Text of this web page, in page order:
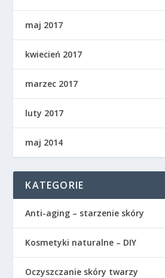
maj 2017
kwiecień 2017
marzec 2017
luty 2017
maj 2014
KATEGORIE
Anti-aging – starzenie skóry
Kosmetyki naturalne – DIY
Oczyszczanie skóry twarzy